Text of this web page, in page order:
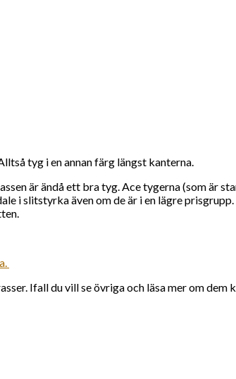
tyg i en annan färg längst kanterna.
är ändå ett bra tyg. Ace tygerna (som är
i slitstyrka även om de är i en lägre
Ifall du vill se övriga och läsa mer om dem